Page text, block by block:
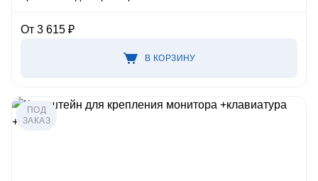
От 3 615 ₽
В КОРЗИНУ
ПОД
ЗАКАЗ